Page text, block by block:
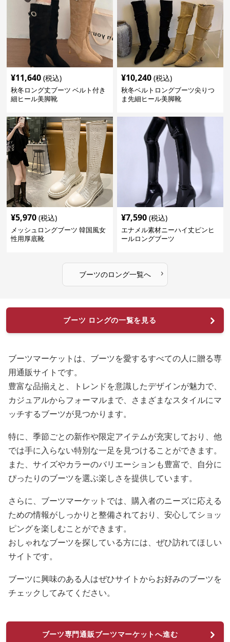
¥11,640 (税込)
秋冬ロング丈ブーツ ベルト付き
細ヒール美脚靴
¥10,240 (税込)
秋冬ベルトロングブーツ尖りつ
ま先細ヒール美脚靴
¥5,970 (税込)
メッシュロングブーツ 韓国風女
性用厚底靴
¥7,590 (税込)
エナメル素材ニーハイ丈ピンヒ
ールロングブーツ
ブーツのロング一覧へ ›
ブーツ ロングの一覧を見る
ブーツマーケットは、ブーツを愛するすべての人に贈る専
用通販サイトです。
豊富な品揃えと、トレンドを意識したデザインが魅力で、
カジュアルからフォーマルまで、さまざまなスタイルにマ
ッチするブーツが見つかります。
特に、季節ごとの新作や限定アイテムが充実しており、他
では手に入らない特別な一足を見つけることができます。
また、サイズやカラーのバリエーションも豊富で、自分に
ぴったりのブーツを選ぶ楽しさを提供しています。
さらに、ブーツマーケットでは、購入者のニーズに応える
ための情報がしっかりと整備されており、安心してショッ
ピングを楽しむことができます。
おしゃれなブーツを探している方には、ぜひ訪れてほしい
サイトです。
ブーツに興味のある人はぜひサイトからお好みのブーツを
チェックしてみてください。
ブーツ専門通販ブーツマーケットへ進む